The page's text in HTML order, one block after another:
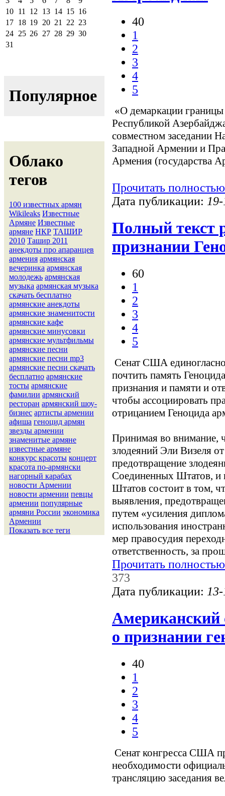
10 11 12 13 14 15 16
17 18 19 20 21 22 23
24 25 26 27 28 29 30
31
Популярное
Облако
тегов
100 известных армян
Wikileaks Известные
Армяне Известные
армяне НКР ТАШИР
2010 Ташир 2011
анекдоты про апаранцев
армения армянская
вечеринка армянская
молодежь армянская
музыка армянская музыка
скачать бесплатно
армянские анекдоты
армянские знаменитости
армянские кафе
армянские минусовки
армянские мультфильмы
армянские песни
армянские песни mp3
армянские песни скачать
бесплатно армянские
тосты армянские
фамилии армянский
ресторан армянский шоу-
бизнес артисты армении
афиша геноцид армян
звезды армении
знаменитые армяне
известные армяне
конкурс красоты концерт
красота по-армянски
нагорный карабах
новости Армении
новости армении певцы
армении популярные
армяни России экономика
Армении
Показать все теги
40
1
2
3
4
5
«О демаркации
Республикой
совместном заседании
Западной Армении и
Армения (государства
Прочитать полностью
Дата публикации:
Полный текст
признании
60
1
2
3
4
5
Сенат США
почтить память
признания и памяти и
чтобы ассоциировать
отрицанием Геноцида
Принимая во внимание,
злодеяний Эли Визеля
предотвращение
Соединенных Штатов, и
Штатов состоит в том,
выявления,
путем «усиления
использования
мер правосудия
ответственность, за
Прочитать полностью
373
Дата публикации:
Американский
о признании
40
1
2
3
4
5
Сенат конгресса США
необходимости
трансляцию заседания